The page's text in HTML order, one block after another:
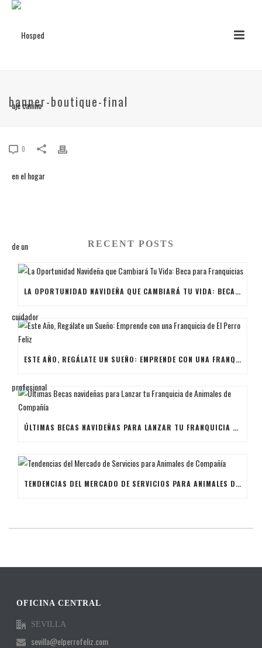
banner-boutique-final
0
RECENT POSTS
LA OPORTUNIDAD NAVIDEÑA QUE CAMBIARÁ TU VIDA: BECA PARA FRANQUICIAS
ESTE AÑO, REGÁLATE UN SUEÑO: EMPRENDE CON UNA FRANQUICIA DE EL PERRO FELIZ
ÚLTIMAS BECAS NAVIDEÑAS PARA LANZAR TU FRANQUICIA DE ANIMALES DE COMPAÑÍA
TENDENCIAS DEL MERCADO DE SERVICIOS PARA ANIMALES DE COMPAÑÍA
OFICINA CENTRAL
SEVILLA
sevilla@elperrofeliz.com